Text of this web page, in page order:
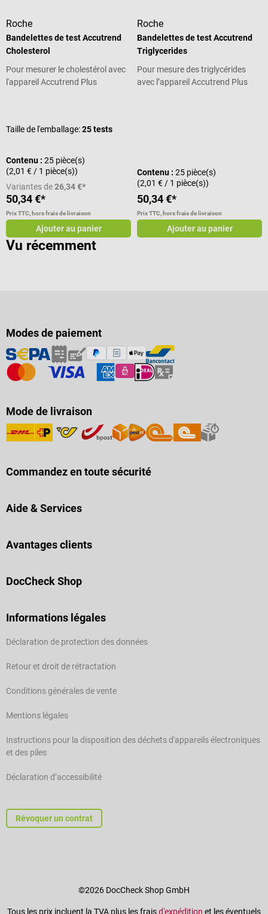
Roche
Bandelettes de test Accutrend
Cholesterol
Pour mesurer le cholestérol avec
l'appareil Accutrend Plus
Taille de l'emballage:25 tests
Contenu : 25 pièce(s)
(2,01 € / 1 pièce(s))
Variantes de26,34 €*
50,34 €*
Prix TTC, hors frais de livraison
Ajouter au panier
Roche
Bandelettes de test Accutrend
Triglycerides
Pour mesure des triglycérides
avec l’appareil Accutrend Plus
Contenu : 25 pièce(s)
(2,01 € / 1 pièce(s))
50,34 €*
Prix TTC, hors frais de livraison
Ajouter au panier
Vu récemment
Modes de paiement
Mode de livraison
Commandez en toute sécurité
Aide & Services
Avantages clients
DocCheck Shop
Informations légales
Déclaration de protection des données
Retour et droit de rétractation
Conditions générales de vente
Mentions légales
Instructions pour la disposition des déchets d'appareils électroniques
et des piles
Déclaration d’accessibilité
Révoquer un contrat
©2026 DocCheck Shop GmbH
Tous les prix incluent la TVA plus les fraisd'expédition et les éventuels